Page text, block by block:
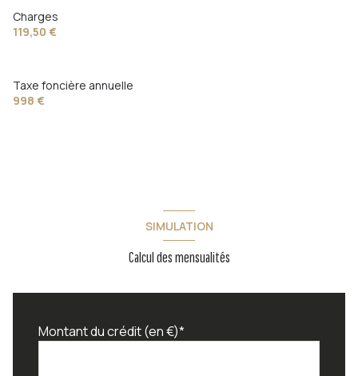
Charges
119,50 €
Taxe foncière annuelle
998 €
SIMULATION
Calcul des mensualités
Montant du crédit (en €)*